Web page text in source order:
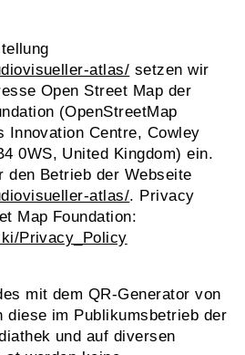
atlas/ setzen wir
Open Street Map der
(OpenStreetMap
Innovation Centre, Cowley
0WS, United Kingdom) ein.
den Betrieb der Webseite
atlas/. Privacy
Map Foundation:
Privacy_Policy
mit dem QR-Generator von
diese im Publikumsbetrieb der
und auf diversen